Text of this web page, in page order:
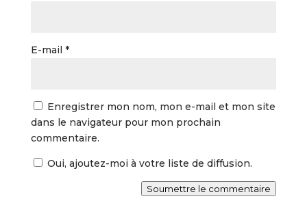
E-mail *
Enregistrer mon nom, mon e-mail et mon site
dans le navigateur pour mon prochain
commentaire.
Oui, ajoutez-moi à votre liste de diffusion.
Soumettre le commentaire